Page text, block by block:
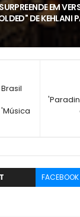
EM
DE KEHLANI
FACEBOOK